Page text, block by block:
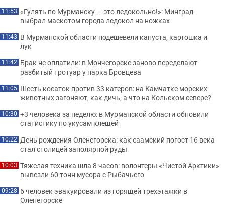
11:53 «Гулять по Мурманску — это ледокольно!»: Минград
выбрал маскотом города ледокол на ножках
11:43 В Мурманской области подешевели капуста, картошка и
лук
11:42 Брак не оплатили: в Мончегорске заново переделают
разбитый тротуар у парка Бровцева
11:05 Шесть косаток против 33 катеров: на Камчатке морских
животных загоняют, как дичь, а что на Кольском севере?
10:30 +3 человека за неделю: в Мурманской области обновили
статистику по укусам клещей
10:22 День рождения Оленегорска: как саамский погост 16 века
стал столицей заполярной руды
10:03 Тяжелая техника шла 8 часов: волонтеры «Чистой Арктики»
вывезли 60 тонн мусора с Рыбачьего
09:28 6 человек эвакуировали из горящей трехэтажки в
Оленегорске